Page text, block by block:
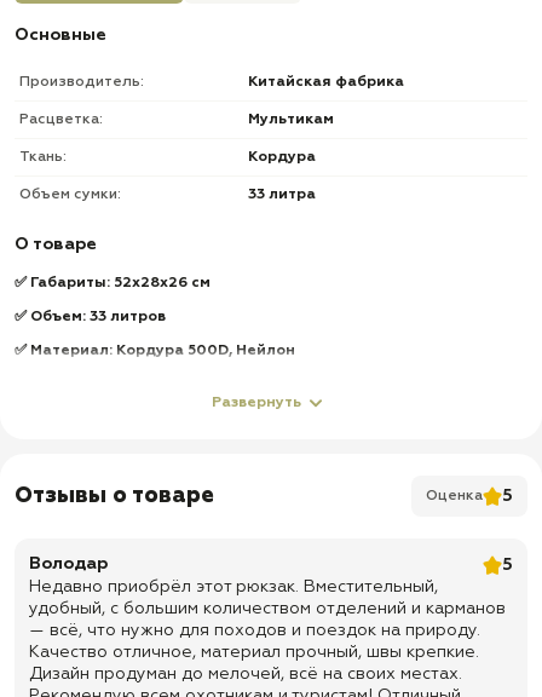
Основные
Производитель: Китайская фабрика
Расцветка: Мультикам
Ткань: Кордура
Объем сумки: 33 литра
О товаре
✅ Габариты: 52х28х26 см
✅ Объем: 33 литров
✅ Материал: Кордура 500D, Нейлон
молнией по кругу высокого качества
✅ Удобные лямки с вентиляцией и сетчатой подкладкой
✅ Настраиваемая меж-лямочная стропа с застежкой Фастекс
✅ Мягкая сетчатая спинка с вентиляцией и большим
спрятанным карманом 41Х28 см
✅ Настраиваемый по длине поясной ремень с застежкой
Фастекс, максимальная длина - 100 см
Развернуть
Отзывы о товаре Оценка 5
Володар
5
Недавно приобрёл этот рюкзак. Вместительный,
удобный, с большим количеством отделений и карманов
— всё, что нужно для походов и поездок на природу.
Качество отличное, материал прочный, швы крепкие.
Дизайн продуман до мелочей, всё на своих местах.